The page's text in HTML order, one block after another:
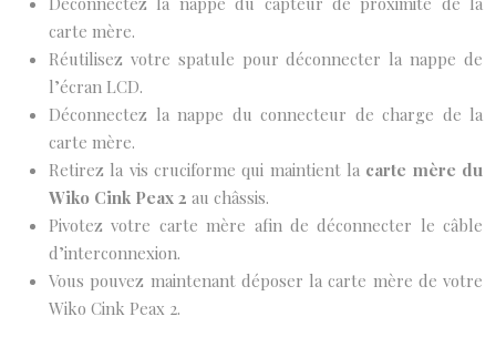
carte mère.
Réutilisez votre spatule pour déconnecter la nappe de
l’écran LCD.
Déconnectez la nappe du connecteur de charge de la
carte mère.
Retirez la vis cruciforme qui maintient la carte mère du
Wiko Cink Peax 2 au châssis.
Pivotez votre carte mère afin de déconnecter le câble
d’interconnexion.
Vous pouvez maintenant déposer la carte mère de votre
Wiko Cink Peax 2.